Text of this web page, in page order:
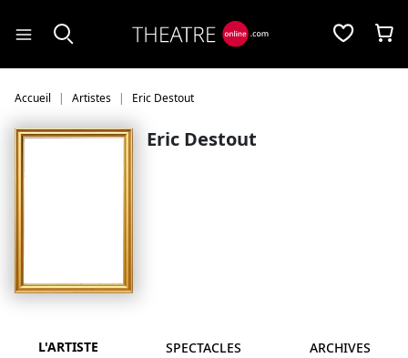
Accueil Artistes Eric Destout
Eric Destout
L'ARTISTE SPECTACLES ARCHIVES